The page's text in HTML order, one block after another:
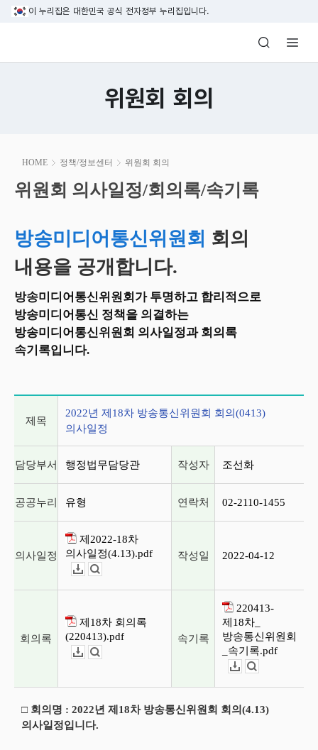
본문 바로가기
이 누리집은 대한민국 공식 전자정부 누리집입니다.
방송미디어통신위원회 Korea Media
위원회 회의
HOME 정책/정보센터 위원회 회의
위원회 의사일정/회의록/속기록
시
작
위원회 의사일정/회의록/속기록
방송미디어통신위원회 회의
내용을 공개합니다.
방송미디어통신위원회가 투명하고 합리적으로
방송미디어통신 정책을 의결하는
방송미디어통신위원회 의사일정과 회의록
속기록입니다.
제목
2022년 제18차 방송통신위원회 회의(0413)
의사일정
담당부서 행정법무담당관 작성자 조선화
공공누리 유형 연락처 02-2110-1455
의사일정
제2022-18차
의사일정(4.13).pdf
작성일 2022-04-12
회의록
제18차 회의록
(220413).pdf
속기록
220413-
제18차_
방송통신위원회
_속기록.pdf
□ 회의명 : 2022년 제18차 방송통신위원회 회의(4.13)
의사일정입니다.